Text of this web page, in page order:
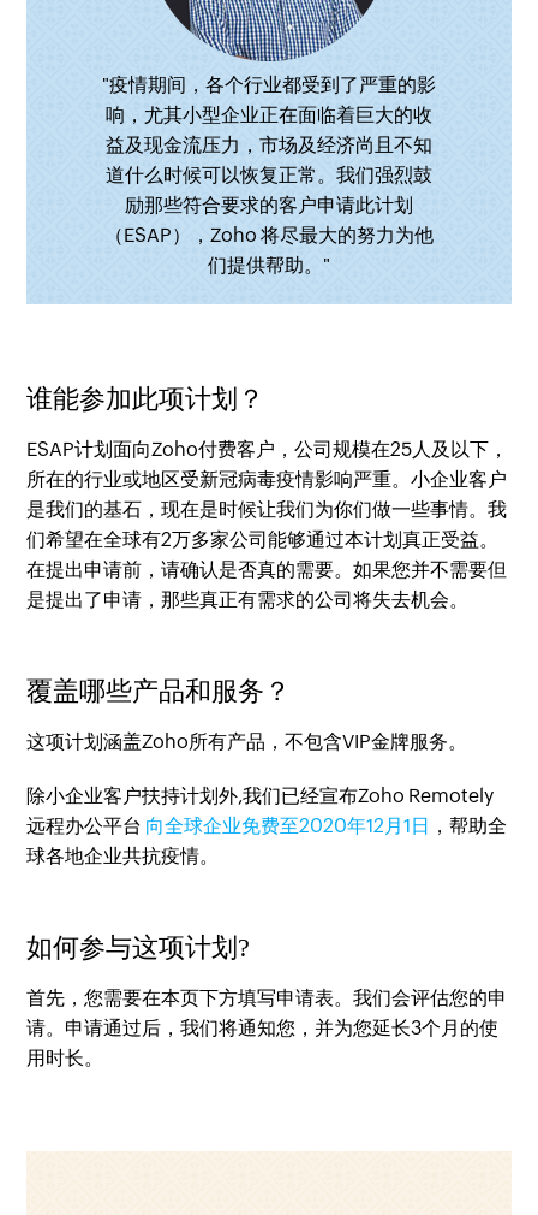
"疫情期间，各个行业都受到了严重的影
响，尤其小型企业正在面临着巨大的收
益及现金流压力，市场及经济尚且不知
道什么时候可以恢复正常。我们强烈鼓
励那些符合要求的客户申请此计划
（ESAP），Zoho 将尽最大的努力为他
们提供帮助。"
谁能参加此项计划？
ESAP计划面向Zoho付费客户，公司规模在25人及以下，
所在的行业或地区受新冠病毒疫情影响严重。小企业客户
是我们的基石，现在是时候让我们为你们做一些事情。我
们希望在全球有2万多家公司能够通过本计划真正受益。
在提出申请前，请确认是否真的需要。如果您并不需要但
是提出了申请，那些真正有需求的公司将失去机会。
覆盖哪些产品和服务？
这项计划涵盖Zoho所有产品，不包含VIP金牌服务。
除小企业客户扶持计划外,我们已经宣布Zoho Remotely
远程办公平台 向全球企业免费至2020年12月1日 ，帮助全
球各地企业共抗疫情。
如何参与这项计划?
首先，您需要在本页下方填写申请表。我们会评估您的申
请。申请通过后，我们将通知您，并为您延长3个月的使
用时长。